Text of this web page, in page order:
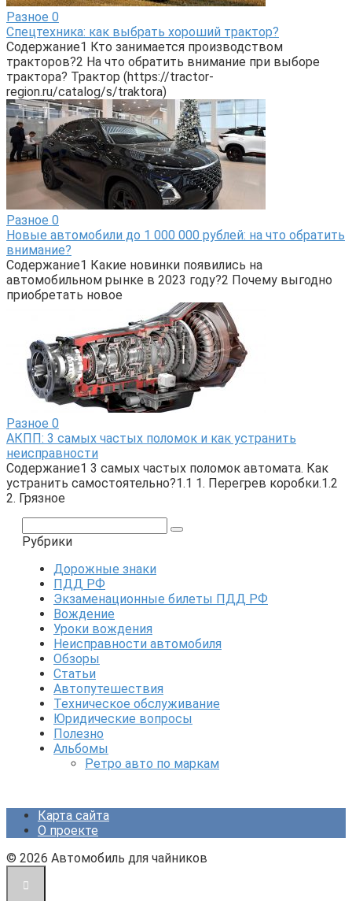
Разное 0
Спецтехника: как выбрать хороший трактор?
Содержание1 Кто занимается производством
тракторов?2 На что обратить внимание при выборе
трактора? Трактор (https://tractor-
region.ru/catalog/s/traktora)
Разное 0
Новые автомобили до 1 000 000 рублей: на что обратить
внимание?
Содержание1 Какие новинки появились на
автомобильном рынке в 2023 году?2 Почему выгодно
приобретать новое
Разное 0
АКПП: 3 самых частых поломок и как устранить
неисправности
Содержание1 3 самых частых поломок автомата. Как
устранить самостоятельно?1.1 1. Перегрев коробки.1.2
2. Грязное
Рубрики
Дорожные знаки
ПДД РФ
Экзаменационные билеты ПДД РФ
Вождение
Уроки вождения
Неисправности автомобиля
Обзоры
Статьи
Автопутешествия
Техническое обслуживание
Юридические вопросы
Полезно
Альбомы
Ретро авто по маркам
Карта сайта
О проекте
© 2026 Автомобиль для чайников